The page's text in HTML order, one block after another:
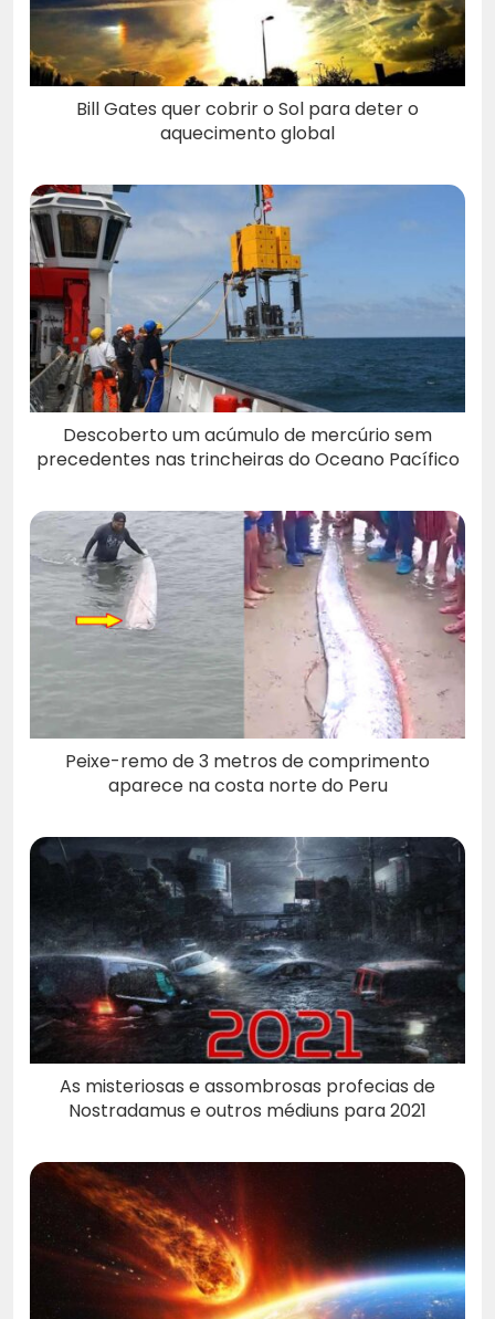
Bill Gates quer cobrir o Sol para deter o
aquecimento global
Descoberto um acúmulo de mercúrio sem
precedentes nas trincheiras do Oceano Pacífico
Peixe-remo de 3 metros de comprimento
aparece na costa norte do Peru
As misteriosas e assombrosas profecias de
Nostradamus e outros médiuns para 2021